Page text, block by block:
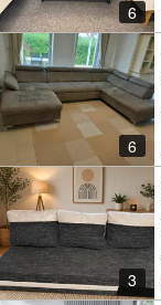
6
6
3